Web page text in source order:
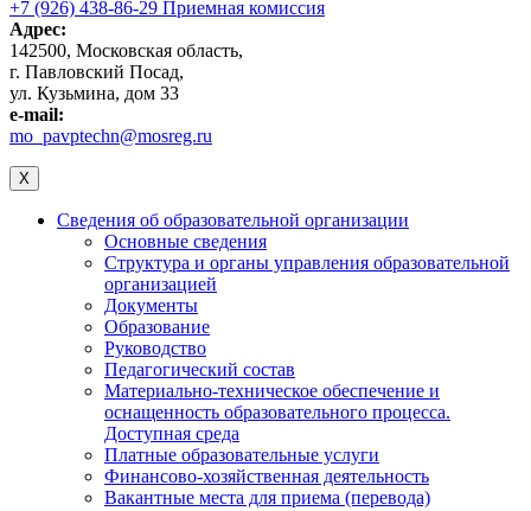
+7 (926) 438-86-29 Приемная комиссия
Адрес:
142500, Московская область,
г. Павловский Посад,
ул. Кузьмина, дом 33
e-mail:
mo_pavptechn@mosreg.ru
X
Сведения об образовательной организации
Основные сведения
Структура и органы управления образовательной
организацией
Документы
Образование
Руководство
Педагогический состав
Материально-техническое обеспечение и
оснащенность образовательного процесса.
Доступная среда
Платные образовательные услуги
Финансово-хозяйственная деятельность
Вакантные места для приема (перевода)